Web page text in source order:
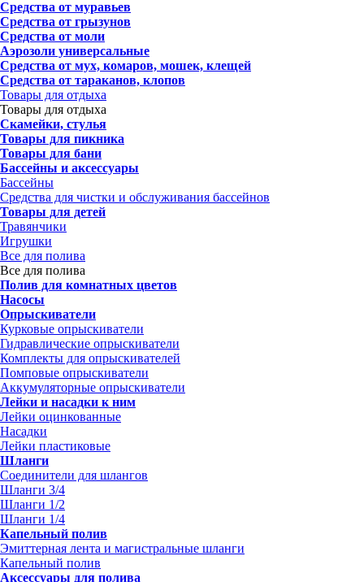
Средства от муравьев
Средства от грызунов
Средства от моли
Аэрозоли универсальные
Средства от мух, комаров, мошек, клещей
Средства от тараканов, клопов
Товары для отдыха
Товары для отдыха
Скамейки, стулья
Товары для пикника
Товары для бани
Бассейны и аксессуары
Бассейны
Средства для чистки и обслуживания бассейнов
Товары для детей
Травянчики
Игрушки
Все для полива
Все для полива
Полив для комнатных цветов
Насосы
Опрыскиватели
Курковые опрыскиватели
Гидравлические опрыскиватели
Комплекты для опрыскивателей
Помповые опрыскиватели
Аккумуляторные опрыскиватели
Лейки и насадки к ним
Лейки оцинкованные
Насадки
Лейки пластиковые
Шланги
Соединители для шлангов
Шланги 3/4
Шланги 1/2
Шланги 1/4
Капельный полив
Эмиттерная лента и магистральные шланги
Капельный полив
Аксессуары для полива